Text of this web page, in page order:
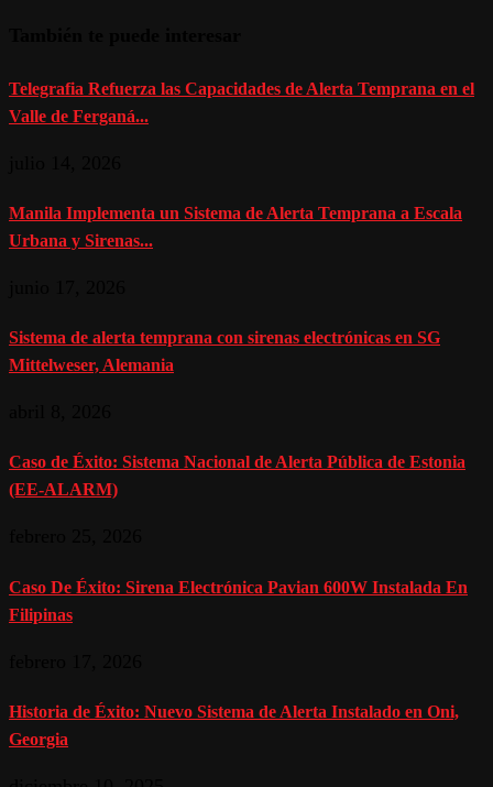
Telegrafia Refuerza las Capacidades de Alerta Temprana en el
Valle de Ferganá...
Manila Implementa un Sistema de Alerta Temprana a Escala
Urbana y Sirenas...
Sistema de alerta temprana con sirenas electrónicas en SG
Mittelweser, Alemania
Caso de Éxito: Sistema Nacional de Alerta Pública de Estonia
(EE-ALARM)
Caso De Éxito: Sirena Electrónica Pavian 600W Instalada En
Filipinas
Historia de Éxito: Nuevo Sistema de Alerta Instalado en Oni,
Georgia